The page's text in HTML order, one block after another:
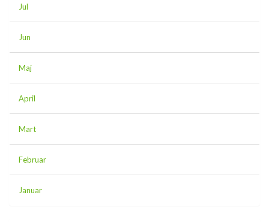
Jul
Jun
Maj
April
Mart
Februar
Januar